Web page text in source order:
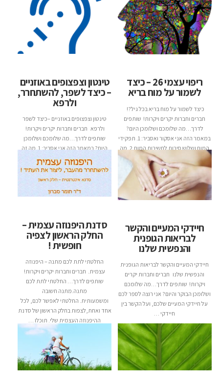
ריפוי עצמי 26 – כיצד
לשמור על מוח בריא
כיצד לשמור על מוח בריא בכל גיל?!
חברים וחברות יקרים ויקרות! שותפים
לדרך…מה שלומכם ושלומכן היום?
במאמר הזה אני אסקור ואסביר: 1. תפקידי
המוח ושלוש סיבות לחשיבות המוח.2. מה
…
טינטון וצפצופים באוזניים
– כיצד לשפר, להשתחרר,
ולרפא
טינטון וצפצופים באוזניים –כיצד לשפר
ולרפא חברים וחברות יקרים ויקרות!
שותפים לדרך…מה שלומכם ושלומכן
היום? במאמר הזה אני אסביר: 1. מה זה
טינטון?2. מהם הגורמים להיווצרות
טינטון.3. מה ניתן לעשות …
חיידקי המעיים והקשר
לבריאות הגופנית
והנפשית שלנו
חיידקי המעיים והקשר לבריאות הגופנית
והנפשית שלנו חברים וחברות יקרים
ויקרות! שותפים לדרך…מה שלומכם
ושלומכן הבוקר והיום? אני רוצה לספר לכם
על חיידקי המעיים שלכם, ועל הקשר בין
חיידקי …
סדנת היפנוזה עצמית –
החלק הראשון לצפיה
חופשית !
החלטתי לתת לכם מתנה – היפנוזה
עצמית. חברים וחברות יקרים ויקרות!
שותפים לדרך… החלטתי לתת לכם
מתנה.מתנה חשובה
ומשמעותית. החלטתי לאפשר לכם, לכל
אחד ואחת,לצפות בחלק הראשון של סדנת
ההיפנוזה העצמית שלי. תוכלו …